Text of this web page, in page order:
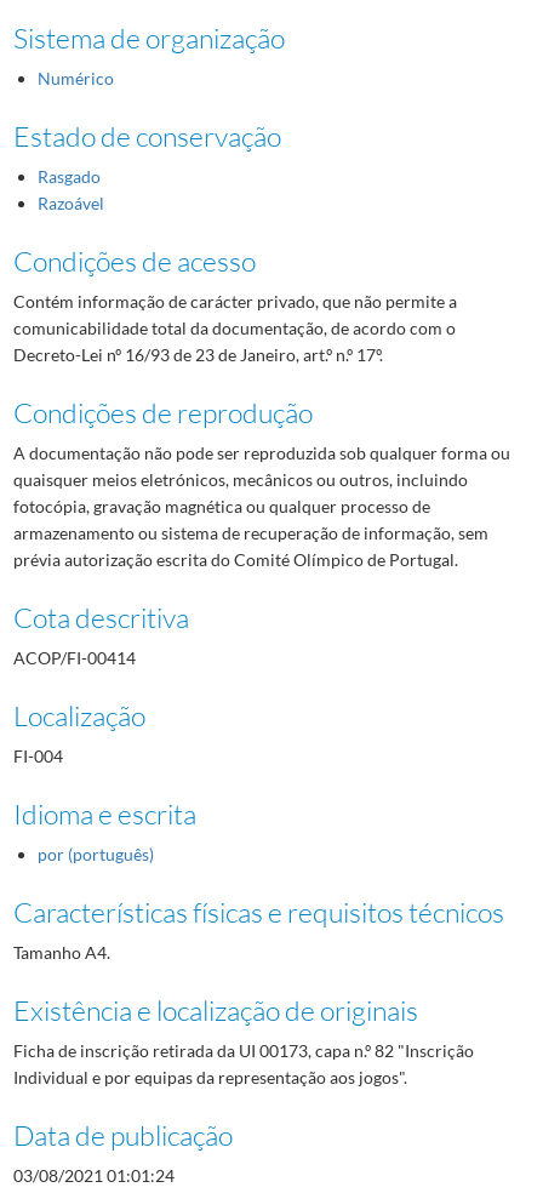
Sistema de organização
Numérico
Estado de conservação
Rasgado
Razoável
Condições de acesso
Contém informação de carácter privado, que não permite a
comunicabilidade total da documentação, de acordo com o
Decreto-Lei nº 16/93 de 23 de Janeiro, art.º n.º 17º.
Condições de reprodução
A documentação não pode ser reproduzida sob qualquer forma ou
quaisquer meios eletrónicos, mecânicos ou outros, incluindo
fotocópia, gravação magnética ou qualquer processo de
armazenamento ou sistema de recuperação de informação, sem
prévia autorização escrita do Comité Olímpico de Portugal.
Cota descritiva
ACOP/FI-00414
Localização
FI-004
Idioma e escrita
por (português)
Características físicas e requisitos técnicos
Tamanho A4.
Existência e localização de originais
Ficha de inscrição retirada da UI 00173, capa n.º 82 "Inscrição
Individual e por equipas da representação aos jogos".
Data de publicação
03/08/2021 01:01:24